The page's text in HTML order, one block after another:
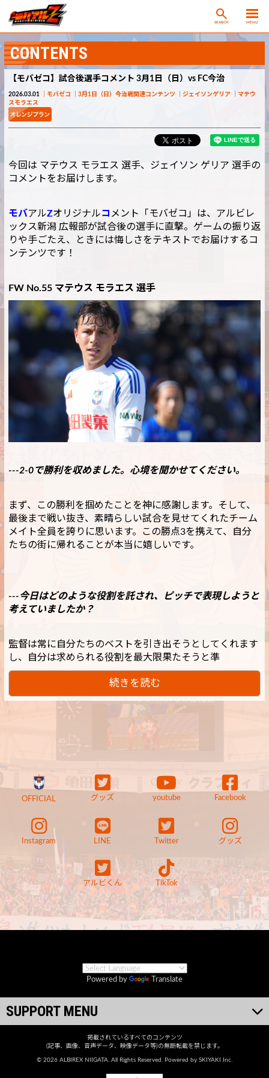
SEARCH MENU
CONTENTS
【モバゼコ】試合後選手コメント 3月1日（日）vs FC今治
2026.03.01 モバゼコ 3月1日（日）今治戦関連コンテンツ ジェイソンゲリア
マテウ
スモラエス
今回は マテウス モラエス 選手、ジェイソン ゲリア 選手の
コメントをお届けします。
モバアルZオリジナルコ メント「モバゼコ」は、アルビレ
ックス新潟 広報部が試合後の選手に直撃。ゲームの振り返
りや手ごたえ、ときには悔しさをテキストでお届けするコ
ンテンツです！
FW No.55 マテウス モラエス 選手
---2-0で勝利を収めました。心境を聞かせてください。
まず、この勝利を掴めたことを神に感謝します。そして、
最後まで戦い抜き、素晴らしい試合を見せてくれたチーム
メイト全員を誇りに思います。この勝点3を携えて、自分
たちの街に帰れることが本当に嬉しいです。
---今日はどのような役割を託され、ピッチで表現しようと
考えていましたか？
監督は常に自分たちのベストを引き出そうとしてくれます
し、自分は求められる役割を最大限果たそうと準
続きを読む
OFFICIAL グッズ youtube Facebook
Instagram LINE Twitter グッズ
アルビくん TikTok
Powered by Translate
SUPPORT MENU
掲載されているすべてのコンテンツ
(記事、画像、音声データ、映像データ等)の無断転載を禁じます。
© 2026 ALBIREX NIIGATA. All Rights Reserved. Powered by SKIYAKI Inc.